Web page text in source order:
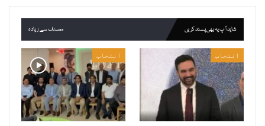
شاید آپ یہ بھی پسند کریں مصنف سے زیادہ
انتخاب انتخاب